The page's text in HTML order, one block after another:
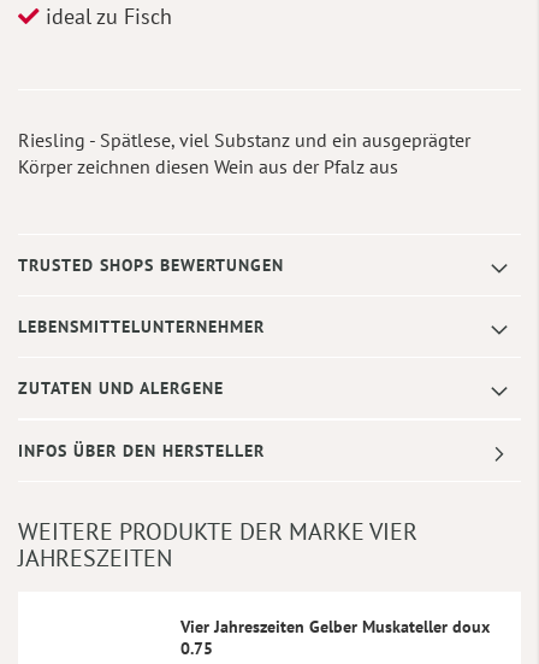
ideal zu Fisch
Riesling - Spätlese, viel Substanz und ein ausgeprägter
Körper zeichnen diesen Wein aus der Pfalz aus
TRUSTED SHOPS BEWERTUNGEN
LEBENSMITTELUNTERNEHMER
ZUTATEN UND ALERGENE
INFOS ÜBER DEN HERSTELLER
WEITERE PRODUKTE DER MARKE VIER
JAHRESZEITEN
Vier Jahreszeiten Gelber Muskateller doux
0.75